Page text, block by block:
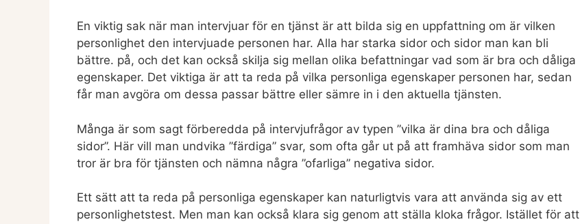
En viktig sak när man intervjuar för en tjänst är att bilda sig en uppfattning om är vilken
personlighet den intervjuade personen har. Alla har starka sidor och sidor man kan bli
bättre. på, och det kan också skilja sig mellan olika befattningar vad som är bra och dåliga
egenskaper. Det viktiga är att ta reda på vilka personliga egenskaper personen har, sedan
får man avgöra om dessa passar bättre eller sämre in i den aktuella tjänsten.
Många är som sagt förberedda på intervjufrågor av typen ”vilka är dina bra och dåliga
sidor”. Här vill man undvika ”färdiga” svar, som ofta går ut på att framhäva sidor som man
tror är bra för tjänsten och nämna några ”ofarliga” negativa sidor.
Ett sätt att ta reda på personliga egenskaper kan naturligtvis vara att använda sig av ett
personlighetstest. Men man kan också klara sig genom att ställa kloka frågor. Istället för att